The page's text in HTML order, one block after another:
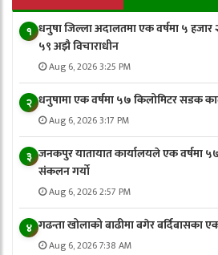
१ धनुषा जिल्ला अदालतमा एक वर्षमा ५ हजार
५९ अझै विचाराधीन
Aug 6, 2026 3:25 PM
२ धनुषामा एक वर्षमा ५७ किलोमिटर सडक
Aug 6, 2026 3:17 PM
३ जनकपुर यातायात कार्यालयले एक वर्षमा
संकलन गर्याे
Aug 6, 2026 2:57 PM
४ गढन्ता खोलाको बाढीमा बगेर बर्दिबासका
Aug 6, 2026 7:38 AM